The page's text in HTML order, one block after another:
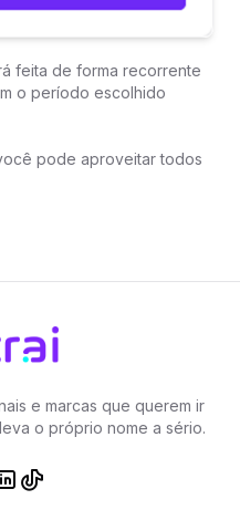
feita de forma recorrente
o período escolhido
pode aproveitar todos
e marcas que querem ir
o próprio nome a sério.